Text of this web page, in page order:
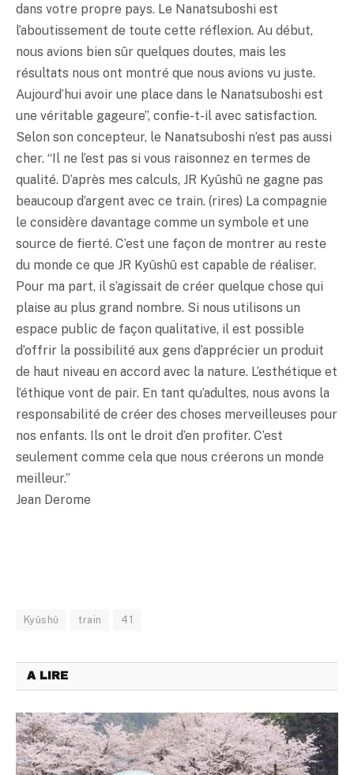
dans votre propre pays. Le Nanatsuboshi est
l’aboutissement de toute cette réflexion. Au début,
nous avions bien sûr quelques doutes, mais les
résultats nous ont montré que nous avions vu juste.
Aujourd’hui avoir une place dans le Nanatsuboshi est
une véritable gageure”, confie-t-il avec satisfaction.
Selon son concepteur, le Nanatsuboshi n’est pas aussi
cher. “Il ne l’est pas si vous raisonnez en termes de
qualité. D’après mes calculs, JR Kyûshû ne gagne pas
beaucoup d’argent avec ce train. (rires) La compagnie
le considère davantage comme un symbole et une
source de fierté. C’est une façon de montrer au reste
du monde ce que JR Kyûshû est capable de réaliser.
Pour ma part, il s’agissait de créer quelque chose qui
plaise au plus grand nombre. Si nous utilisons un
espace public de façon qualitative, il est possible
d’offrir la possibilité aux gens d’apprécier un produit
de haut niveau en accord avec la nature. L’esthétique et
l’éthique vont de pair. En tant qu’adultes, nous avons la
responsabilité de créer des choses merveilleuses pour
nos enfants. Ils ont le droit d’en profiter. C’est
seulement comme cela que nous créerons un monde
meilleur.”
Jean Derome
Kyûshû train 41
A LIRE